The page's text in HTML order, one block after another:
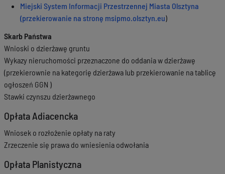
Miejski System Informacji Przestrzennej Miasta Olsztyna
(przekierowanie na stronę msipmo.olsztyn.eu)
Skarb Państwa
Wnioski o dzierżawę gruntu
Wykazy nieruchomości przeznaczone do oddania w dzierżawę
(przekierownie na kategorię dzierżawa lub przekierowanie na tablicę
ogłoszeń GGN )
Stawki czynszu dzierżawnego
Opłata Adiacencka
Wniosek o rozłożenie opłaty na raty
Zrzeczenie się prawa do wniesienia odwołania
Opłata Planistyczna